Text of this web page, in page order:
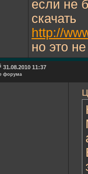
если не
скачать
http://
но это
31.08.2010 11:37